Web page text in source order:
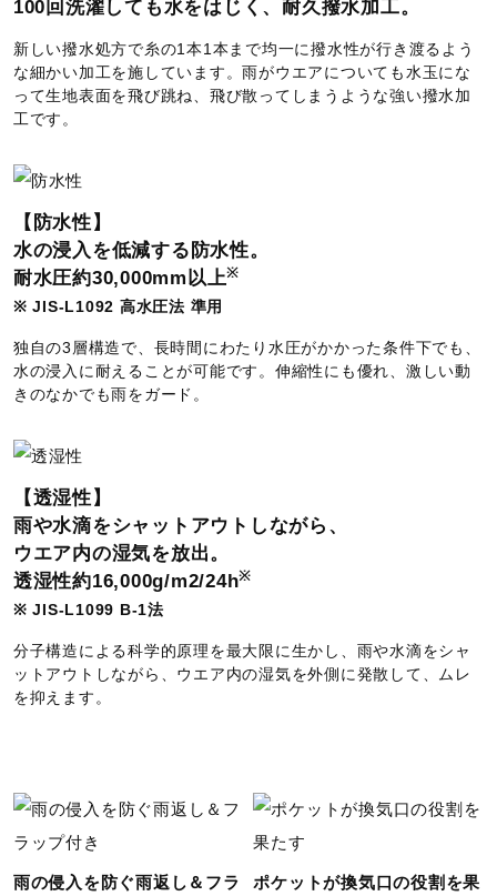
75：オレンジ
素材
本体：ナイロン100％
下衣：ナイロン100％
25）40）44）62）71）タイ製、ベトナム製、ミャンマー製
74）75）ミャンマー製、ベトナム製、タイ製
質量
約550g（Mサイズ）
発売シーズン
74）75）2024年春夏
44）71）2019年春夏
25）40）62）2018年春夏
100回洗濯しても水をはじく、耐久撥水加工。
新しい撥水処方で糸の1本1本まで均一に撥水性が行き渡るよう
な細かい加工を施しています。雨がウエアについても水玉にな
って生地表面を飛び跳ね、飛び散ってしまうような強い撥水加
工です。
【防水性】
水の浸入を低減する防水性。
耐水圧約30,000mm以上※
※ JIS-L1092 高水圧法 準用
独自の3層構造で、長時間にわたり水圧がかかった条件下でも、
水の浸入に耐えることが可能です。伸縮性にも優れ、激しい動
きのなかでも雨をガード。
【透湿性】
雨や水滴をシャットアウトしながら、
ウエア内の湿気を放出。
透湿性約16,000g/m2/24h※
※ JIS-L1099 B-1法
分子構造による科学的原理を最大限に生かし、雨や水滴をシャ
ットアウトしながら、ウエア内の湿気を外側に発散して、ムレ
を抑えます。
雨の侵入を防ぐ雨返し＆フラ
ポケットが換気口の役割を果